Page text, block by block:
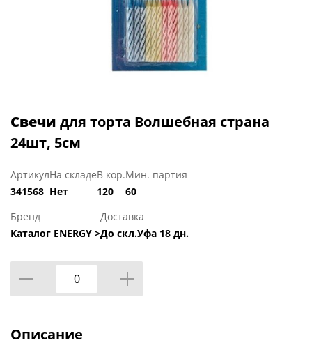
Свечи для торта Волшебная страна
24шт, 5см
Артикул
341568
На складе
Нет
В кор.
120
Мин. партия
60
Бренд
Каталог ENERGY >
Доставка
До скл.Уфа 18 дн.
Описание